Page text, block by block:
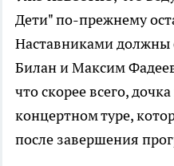
Дети" по-прежнему
Наставниками должны
Билан и Максим
что скорее всего,
концертном туре,
после завершения